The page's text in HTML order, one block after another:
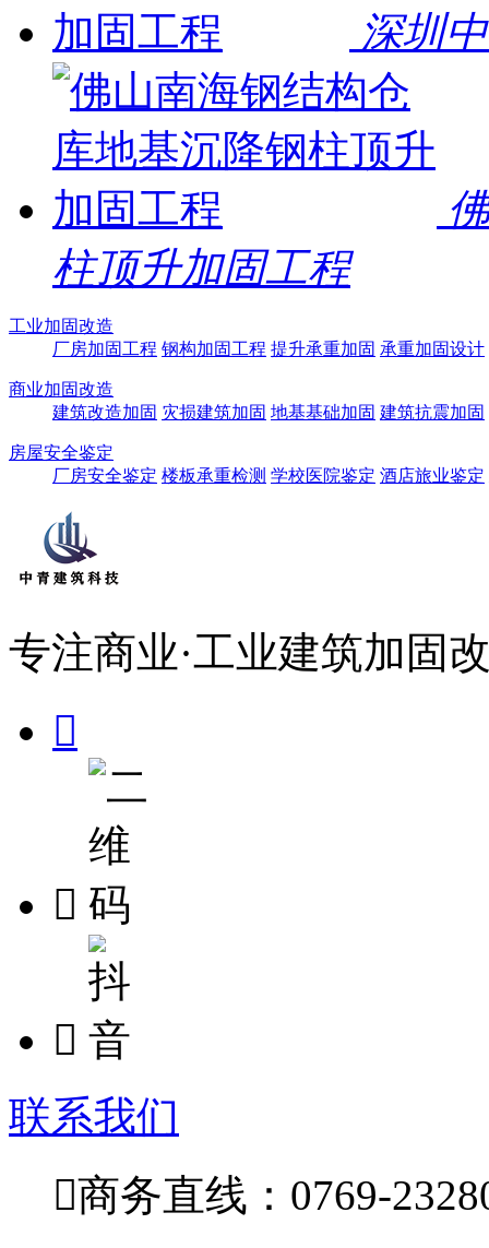
深圳
柱顶升加固工程
工业加固改造
厂房加固工程 钢构加固工程 提升承重加固 承重加固设计
商业加固改造
建筑改造加固 灾损建筑加固 地基基础加固 建筑抗震加固
房屋安全鉴定
厂房安全鉴定 楼板承重检测 学校医院鉴定 酒店旅业鉴定
专注商业·工业建筑加固



联系我们
商务直线：0769-